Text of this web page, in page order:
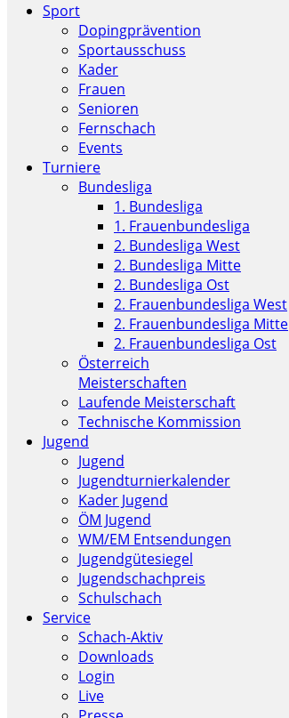
Sport
Dopingprävention
Sportausschuss
Kader
Frauen
Senioren
Fernschach
Events
Turniere
Bundesliga
1. Bundesliga
1. Frauenbundesliga
2. Bundesliga West
2. Bundesliga Mitte
2. Bundesliga Ost
2. Frauenbundesliga West
2. Frauenbundesliga Mitte
2. Frauenbundesliga Ost
Österreich
Meisterschaften
Laufende Meisterschaft
Technische Kommission
Jugend
Jugend
Jugendturnierkalender
Kader Jugend
ÖM Jugend
WM/EM Entsendungen
Jugendgütesiegel
Jugendschachpreis
Schulschach
Service
Schach-Aktiv
Downloads
Login
Live